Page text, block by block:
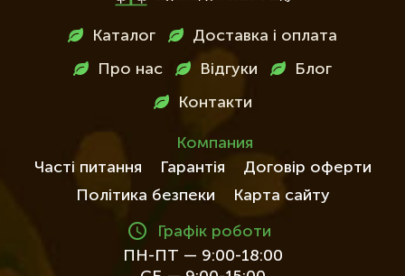
Каталог Доставка і оплата
Про нас Відгуки Блог
Контакти
Компания
Часті питання
Гарантія
Договір оферти
Політика безпеки
Карта сайту
Графік роботи
ПН-ПТ — 9:00-18:00